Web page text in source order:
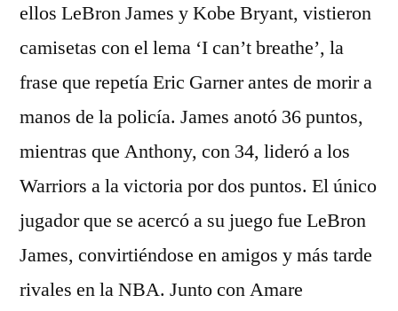
ellos LeBron James y Kobe Bryant, vistieron
camisetas con el lema ‘I can’t breathe’, la
frase que repetía Eric Garner antes de morir a
manos de la policía. James anotó 36 puntos,
mientras que Anthony, con 34, lideró a los
Warriors a la victoria por dos puntos. El único
jugador que se acercó a su juego fue LeBron
James, convirtiéndose en amigos y más tarde
rivales en la NBA. Junto con Amare